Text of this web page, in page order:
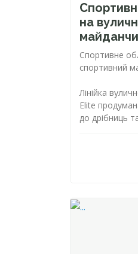
на
Спортивне
спортивний
Лінійка
Elite
до дрібниць